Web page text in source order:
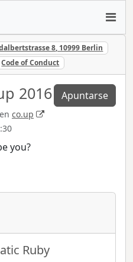
8, 10999 Berlin
Code of Conduct
2016
en co.up
Apuntarse
you?
Ruby